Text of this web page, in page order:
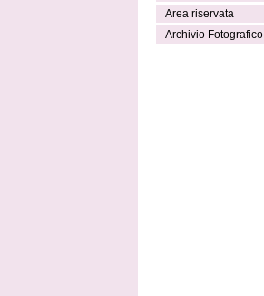
Area riservata
Archivio Fotografico